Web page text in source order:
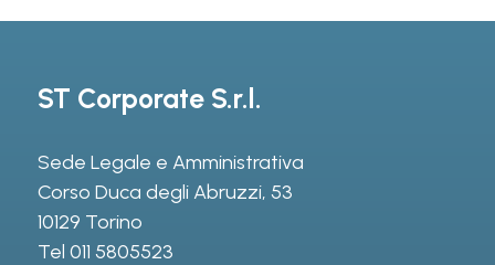
ST Corporate S.r.l.
Sede Legale e Amministrativa
Corso Duca degli Abruzzi, 53
10129 Torino
Tel 011 5805523